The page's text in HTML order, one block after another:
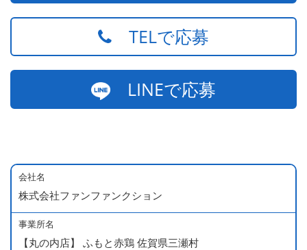
TELで応募
LINEで応募
会社名
株式会社ファンファンクション
事業所名
【丸の内店】 ふもと赤鶏 佐賀県三瀬村